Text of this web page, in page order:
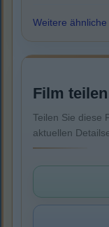
Weitere ähnliche
Film
Teilen Sie diese
aktuellen